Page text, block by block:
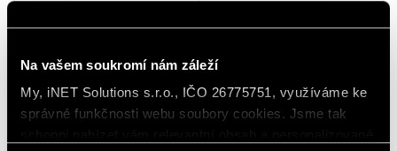
Na vašem soukromí nám záleží
My, iNET Solutions s.r.o., IČO 26775751, využíváme ke
správné funkčnosti webu soubory cookies. Jsme tak